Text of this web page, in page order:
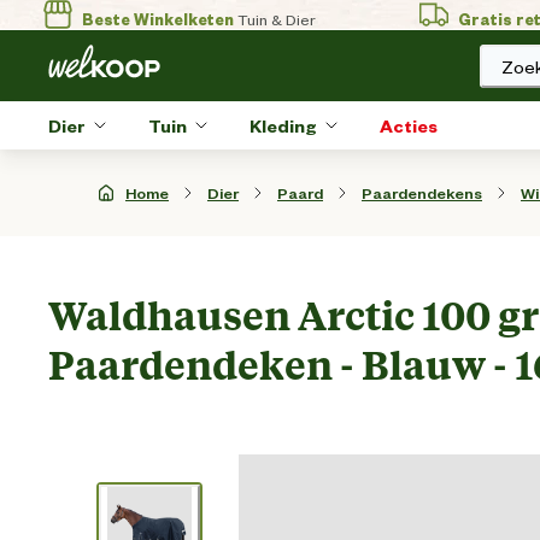
Beste WinkelketenTuin & Dier Gratis
Dier Tuin Kleding Acties
Home Dier Paard Paardendekens
Waldhausen Arctic 100
Paardendeken - Blauw -